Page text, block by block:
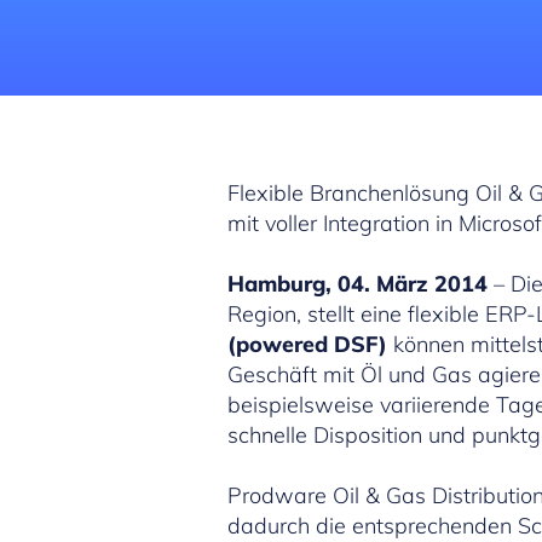
Flexible Branchenlösung Oil &
mit voller Integration in
Hamburg, 04. März 2014 –
Region, stellt eine flexible
(powered DSF) können
Geschäft mit Öl und Gas
beispielsweise variierende
schnelle Disposition und
Prodware Oil & Gas
dadurch die entsprechenden